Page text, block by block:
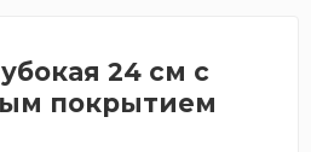
24 см с
покрытием